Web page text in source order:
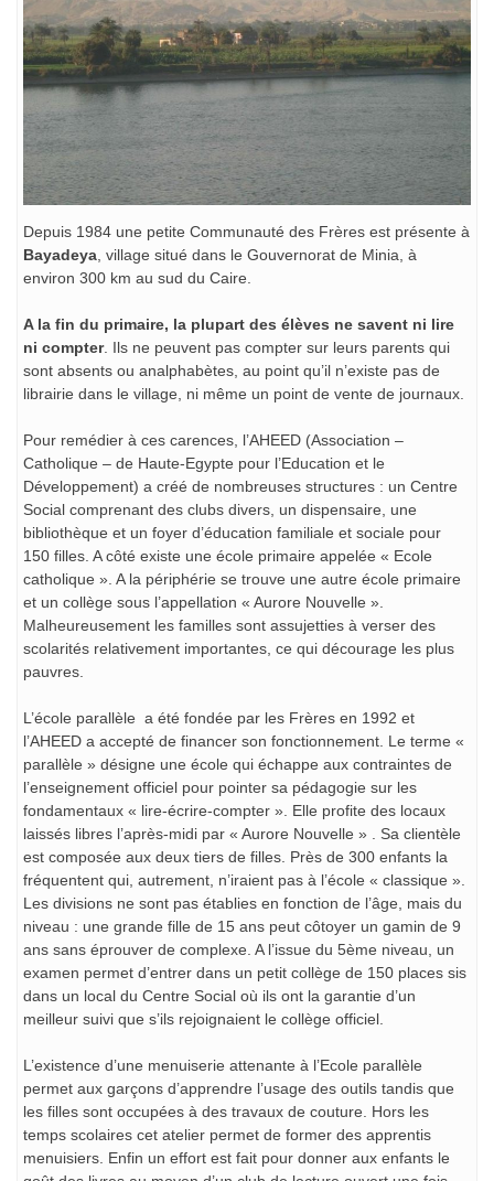
Depuis 1984 une petite Communauté des Frères est présente à
Bayadeya, village situé dans le Gouvernorat de Minia, à
environ 300 km au sud du Caire.
A la fin du primaire, la plupart des élèves ne savent ni lire
ni compter. Ils ne peuvent pas compter sur leurs parents qui
sont absents ou analphabètes, au point qu’il n’existe pas de
librairie dans le village, ni même un point de vente de journaux.
Pour remédier à ces carences, l’AHEED (Association –
Catholique – de Haute-Egypte pour l’Education et le
Développement) a créé de nombreuses structures : un Centre
Social comprenant des clubs divers, un dispensaire, une
bibliothèque et un foyer d’éducation familiale et sociale pour
150 filles. A côté existe une école primaire appelée « Ecole
catholique ». A la périphérie se trouve une autre école primaire
et un collège sous l’appellation « Aurore Nouvelle ».
Malheureusement les familles sont assujetties à verser des
scolarités relativement importantes, ce qui décourage les plus
pauvres.
L’école parallèle a été fondée par les Frères en 1992 et
l’AHEED a accepté de financer son fonctionnement. Le terme «
parallèle » désigne une école qui échappe aux contraintes de
l’enseignement officiel pour pointer sa pédagogie sur les
fondamentaux « lire-écrire-compter ». Elle profite des locaux
laissés libres l’après-midi par « Aurore Nouvelle » . Sa clientèle
est composée aux deux tiers de filles. Près de 300 enfants la
fréquentent qui, autrement, n’iraient pas à l’école « classique ».
Les divisions ne sont pas établies en fonction de l’âge, mais du
niveau : une grande fille de 15 ans peut côtoyer un gamin de 9
ans sans éprouver de complexe. A l’issue du 5ème niveau, un
examen permet d’entrer dans un petit collège de 150 places sis
dans un local du Centre Social où ils ont la garantie d’un
meilleur suivi que s’ils rejoignaient le collège officiel.
L’existence d’une menuiserie attenante à l’Ecole parallèle
permet aux garçons d’apprendre l’usage des outils tandis que
les filles sont occupées à des travaux de couture. Hors les
temps scolaires cet atelier permet de former des apprentis
menuisiers. Enfin un effort est fait pour donner aux enfants le